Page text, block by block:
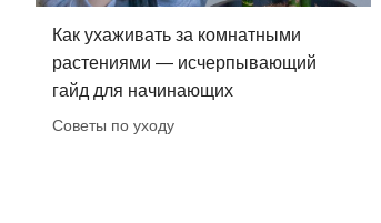
Как ухаживать за комнатными
растениями — исчерпывающий
гайд для начинающих
Советы по уходу